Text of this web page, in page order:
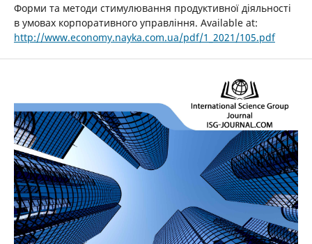
Форми та методи стимулювання продуктивної діяльності
в умовах корпоративного управління. Available at:
http://www.economy.nayka.com.ua/pdf/1_2021/105.pdf